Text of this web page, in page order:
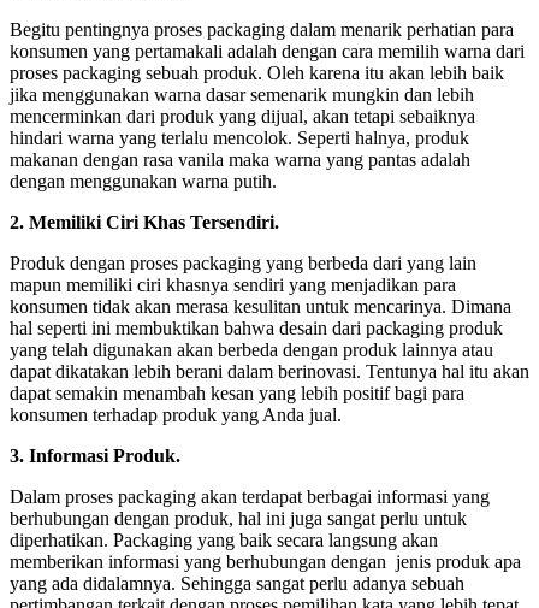
Begitu pentingnya proses packaging dalam menarik perhatian para
konsumen yang pertamakali adalah dengan cara memilih warna dari
proses packaging sebuah produk. Oleh karena itu akan lebih baik
jika menggunakan warna dasar semenarik mungkin dan lebih
mencerminkan dari produk yang dijual, akan tetapi sebaiknya
hindari warna yang terlalu mencolok. Seperti halnya, produk
makanan dengan rasa vanila maka warna yang pantas adalah
dengan menggunakan warna putih.
2. Memiliki Ciri Khas Tersendiri.
Produk dengan proses packaging yang berbeda dari yang lain
mapun memiliki ciri khasnya sendiri yang menjadikan para
konsumen tidak akan merasa kesulitan untuk mencarinya. Dimana
hal seperti ini membuktikan bahwa desain dari packaging produk
yang telah digunakan akan berbeda dengan produk lainnya atau
dapat dikatakan lebih berani dalam berinovasi. Tentunya hal itu akan
dapat semakin menambah kesan yang lebih positif bagi para
konsumen terhadap produk yang Anda jual.
3. Informasi Produk.
Dalam proses packaging akan terdapat berbagai informasi yang
berhubungan dengan produk, hal ini juga sangat perlu untuk
diperhatikan. Packaging yang baik secara langsung akan
memberikan informasi yang berhubungan dengan jenis produk apa
yang ada didalamnya. Sehingga sangat perlu adanya sebuah